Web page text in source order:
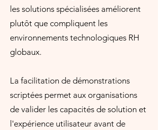
les solutions spécialisées améliorent
plutôt que compliquent les
environnements technologiques RH
globaux.
La facilitation de démonstrations
scriptées permet aux organisations
de valider les capacités de solution et
l'expérience utilisateur avant de